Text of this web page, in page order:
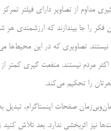
مداوم از تصاویر دارای فیلتر
فکر را جا بیندازند که ارزشمندی
تصاویری که در این محیط‌ها
مردم نیستند. منفعت گیری
را تحکیم می‌کند.
صفحات اینستاگرام،
نیز اثربخشی ندارد. بعد تلاش